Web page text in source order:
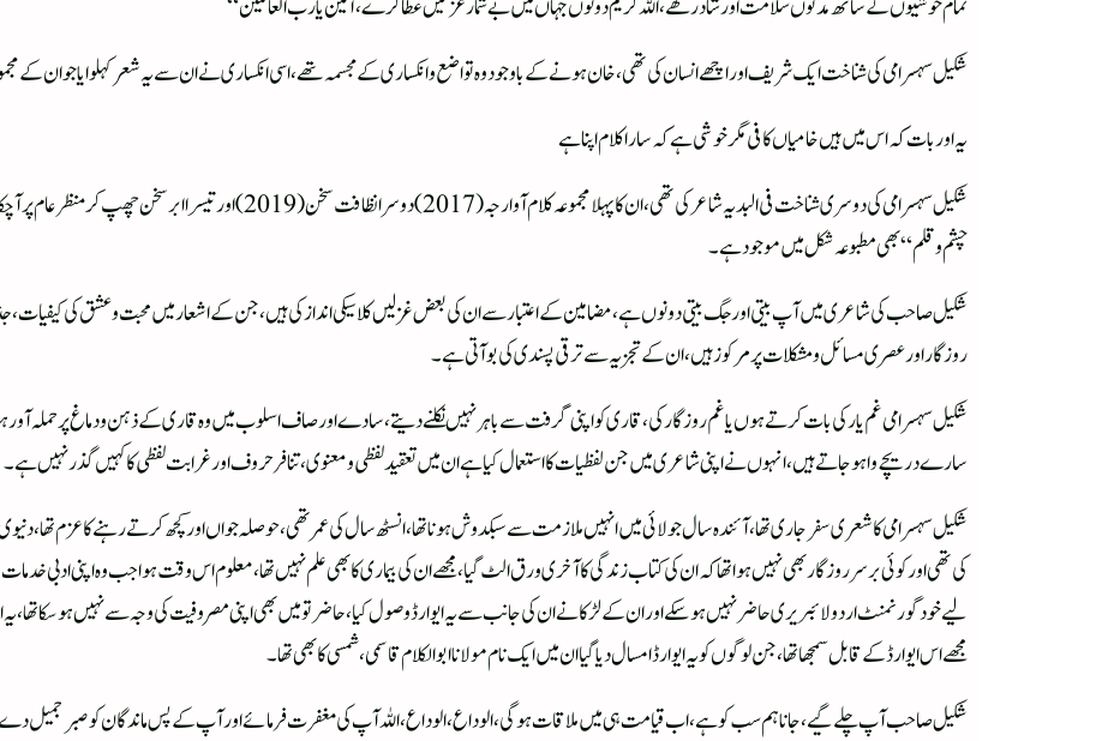
تمام خوشیوں کے ساتھ مدتوں سلامت اور شاد رکھے، اللہ کریم دونوں جہاں میں بے شمار عزتیں عطا کرے، آمین یارب العالمین“
شکیل سہسرامی کی شناخت ایک شریف اور اچھے انسان کی تھی، خان ہونے کے باوجود وہ تواضع وانکساری کے مجسمہ تھے، اسی انکساری نے ان سے یہ شعر کہلوایا جوان کے
یہ اور بات کہ اس میں ہیں خامیاں کافی مگر خوشی ہے کہ سارا کلام اپنا ہے
شکیل سہسرامی کی دوسری شناخت فی البدیہ شاعر کی تھی، ان کا پہلا مجموعہ کلام
چشم وقلم“ بھی مطبوعہ شکل میں موجود ہے۔
شکیل صاحب کی شاعری میں آپ بیتی اور جگ بیتی دونوں ہے، مضامین کے اعتبار سے ان کی بعض غزلیں کلاسیکی انداز کی ہیں، جن کے اشعار میں محبت وعشق کی
روزگار اور عصری مسائل ومشکلات پر مرکوز ہیں، ان کے تجزیہ سے ترقی پسندی کی بو آتی ہے۔
شکیل سہسرامی غم یار کی بات کرتے ہوں یاغم روزگار کی، قاری کو اپنی گرفت سے باہر نہیں نکلنے دیتے، سادے اور صاف اسلوب میں وہ قاری کے ذہن ودماغ پر حملہ
سارے دریچے وا ہوجاتے ہیں، انہوں نے اپنی شاعری میں جن لفظیات کا استعمال کیا ہے ان میں تعقید لفظی ومعنوی، تنافر حروف اور غرابت لفظی کا کہیں گذر نہیں ہے۔
شکیل سہسرامی کا شعری سفر جاری تھا، آئندہ سال جولائی میں انہیں ملازمت سے سبکدوش ہونا تھا، انسٹھ سال کی عمر تھی، حوصلہ جواں اور کچھ کرتے رہنے کا عزم تھا،
کی تھی اور کوئی برسرروزگار بھی نہیں ہوا تھا کہ ان کی کتاب زندگی کا آخری ورق الٹ گیا، مجھے ان کی بیماری کا بھی علم نہیں تھا، معلوم اس وقت ہوا جب وہ اپنی ادبی
لیے خود گورنمنٹ اردو لائبریری حاضر نہیں ہوسکے اور ان کے لڑکا نے ان کی جانب سے یہ ایوارڈ وصول کیا، حاضر تو میں بھی اپنی مصروفیت کی وجہ سے نہیں ہوسکا تھا، یہ
مجھے اس ایوارڈ کے قابل سمجھا تھا، جن لوگوں کو یہ ایوارڈ امسال دیا گیا ان میں ایک نام مولانا ابوالکلام قاسمی، شمسی کا بھی تھا۔
شکیل صاحب آپ چلے گیے، جانا ہم سب کو ہے، اب قیامت ہی میں ملاقات ہوگی، الوداع، الوداع، اللہ آپ کی مغفرت فرمائے اور آپ کے پس ماندگان کو